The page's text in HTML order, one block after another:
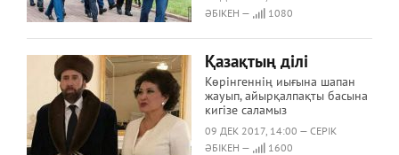
ӘБІКЕН —
1080
Қазақтың ділі
Көрінгеннің иығына шапан
жауып, айырқалпақты басына
кигізе саламыз
09 ДЕК 2017, 14:00 — СЕРІК
ӘБІКЕН —
1600